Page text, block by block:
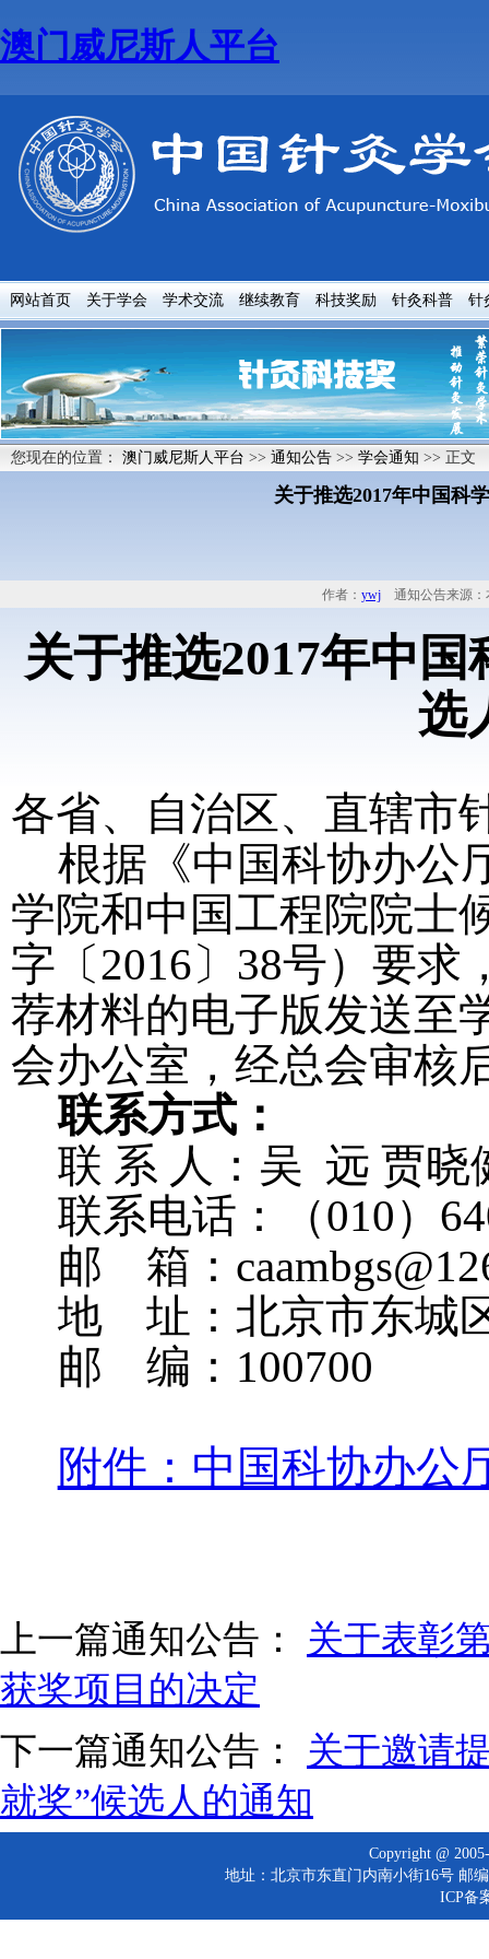
澳门威尼斯人平台
网站首页 关于学会 学术交流 继续教育 科技奖励 针灸科普 针
您现在的位置： 澳门威尼斯人平台 >> 通知公告 >> 学会通知 >> 正文
关于推选2017年中国科
作者： ywj 通知公告来源
关于推选2017年中国
选
各省、自治区、直辖市
根据《中国科协办公
学院和中国工程院院士
字〔2016〕 38号）要求
荐材料的电子版发送至
会办公室，经总会审核
联系方式：
联 系 人：吴 远 贾晓
联系电话：（010）
邮
箱：
地
址：北京市东城
邮
编： 100700
附件：中国科协办公
上一篇通知公告： 关于表彰
获奖项目的决定
下一篇通知公告： 关于邀请
就奖”候选人的通知
Copyright @
地址：北京市东直门内南小街16号 邮
ICP备